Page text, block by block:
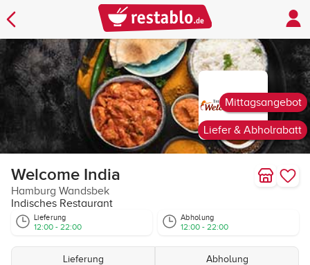
Liefer & Abholrabatt
Mittagsangebot
Welcome India
Hamburg Wandsbek
Indisches Restaurant
Lieferung
12:00 - 22:00
Abholung
12:00 - 22:00
Lieferung Abholung